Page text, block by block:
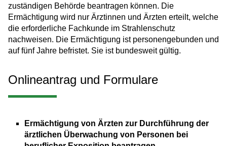
zuständigen Behörde beantragen können. Die
Ermächtigung wird nur Ärztinnen und Ärzten erteilt, welche
die erforderliche Fachkunde im Strahlenschutz
nachweisen. Die Ermächtigung ist personengebunden und
auf fünf Jahre befristet. Sie ist bundesweit gültig.
Onlineantrag und Formulare
Ermächtigung von Ärzten zur Durchführung der
ärztlichen Überwachung von Personen bei